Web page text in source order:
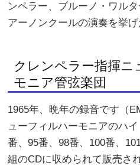
ンペラー、ブルーノ・ワル
アーノンクールの演奏を挙げ
クレンペラー指揮ニ
モニア管弦楽団
1965年、晩年の録音です（
ューフィルハーモニアのハ
番、95番、98番、100番、
組のCDに収められて販売さ